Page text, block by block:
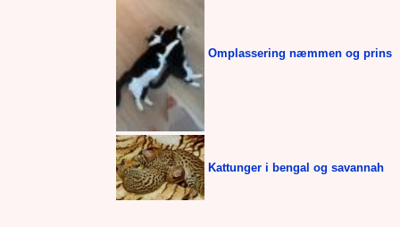
Omplassering næmmen og prins
Kattunger i bengal og savannah